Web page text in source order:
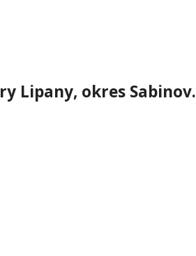
Lipany, okres Sabinov.